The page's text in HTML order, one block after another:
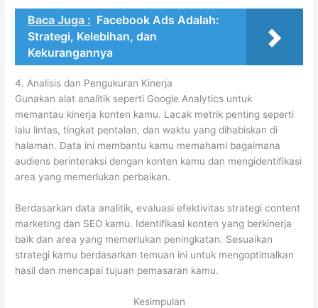
Baca Juga : Facebook Ads Adalah:
Strategi, Kelebihan, dan
Kekurangannya
4. Analisis dan Pengukuran Kinerja
Gunakan alat analitik seperti Google Analytics untuk
memantau kinerja konten kamu. Lacak metrik penting seperti
lalu lintas, tingkat pentalan, dan waktu yang dihabiskan di
halaman. Data ini membantu kamu memahami bagaimana
audiens berinteraksi dengan konten kamu dan mengidentifikasi
area yang memerlukan perbaikan.
Berdasarkan data analitik, evaluasi efektivitas strategi content
marketing dan SEO kamu. Identifikasi konten yang berkinerja
baik dan area yang memerlukan peningkatan. Sesuaikan
strategi kamu berdasarkan temuan ini untuk mengoptimalkan
hasil dan mencapai tujuan pemasaran kamu.
Kesimpulan